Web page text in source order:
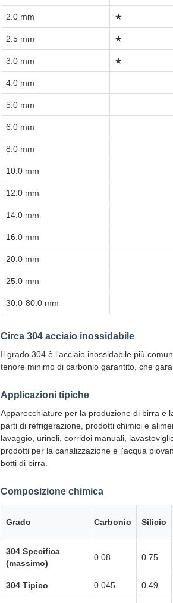
2.0 mm ★
2.5 mm ★
3.0 mm ★
4.0 mm
5.0 mm
6.0 mm
8.0 mm
10.0 mm
12.0 mm
14.0 mm
16.0 mm
20.0 mm
25.0 mm
30.0-80.0 mm
Circa 304 acciaio inossidabile
Il grado 304 è l'acciaio inossidabile più
tenore minimo di carbonio garantito, che
Applicazioni tipiche
Apparecchiature per la produzione di birra e
parti di refrigerazione, prodotti chimici e
lavaggio, urinoli, corridoi manuali,
prodotti per la canalizzazione e l'acqua
botti di birra.
Composizione chimica
Grado Carbonio Silicio
304 Specifica
(massimo)
0.08 0.75
304 Tipico 0.045 0.49